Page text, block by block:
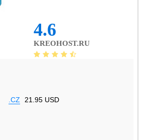
4.6
KREOHOST.RU
.CZ 21.95 USD